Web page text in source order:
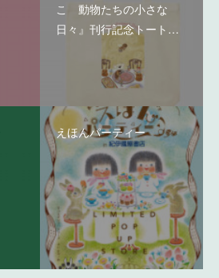
こ 動物たちの小さな
日々』刊行記念トート…
えほんパーティー